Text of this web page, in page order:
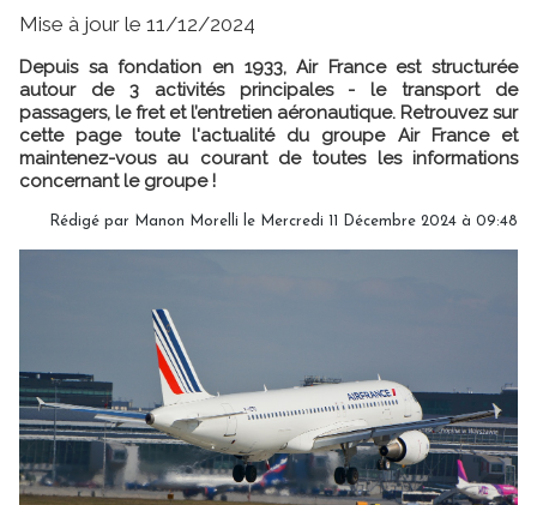
Mise à jour le 11/12/2024
Depuis sa fondation en 1933, Air France est structurée
autour de 3 activités principales - le transport de
passagers, le fret et l’entretien aéronautique. Retrouvez sur
cette page toute l'actualité du groupe Air France et
maintenez-vous au courant de toutes les informations
concernant le groupe !
Rédigé par Manon Morelli le Mercredi 11 Décembre 2024 à 09:48